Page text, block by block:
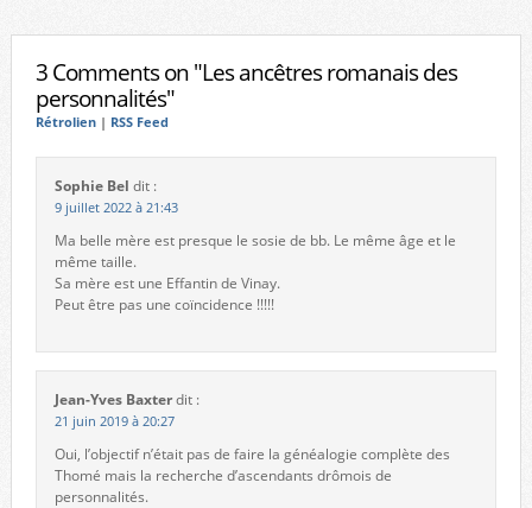
3 Comments on "Les ancêtres romanais des
personnalités"
Rétrolien| RSS Feed
Sophie Bel dit :
9 juillet 2022 à 21:43
Ma belle mère est presque le sosie de bb. Le même âge et le
même taille.
Sa mère est une Effantin de Vinay.
Peut être pas une coïncidence !!!!!
Jean-Yves Baxterdit :
21 juin 2019 à 20:27
Oui, l’objectif n’était pas de faire la généalogie complète des
Thomé mais la recherche d’ascendants drômois de
personnalités.